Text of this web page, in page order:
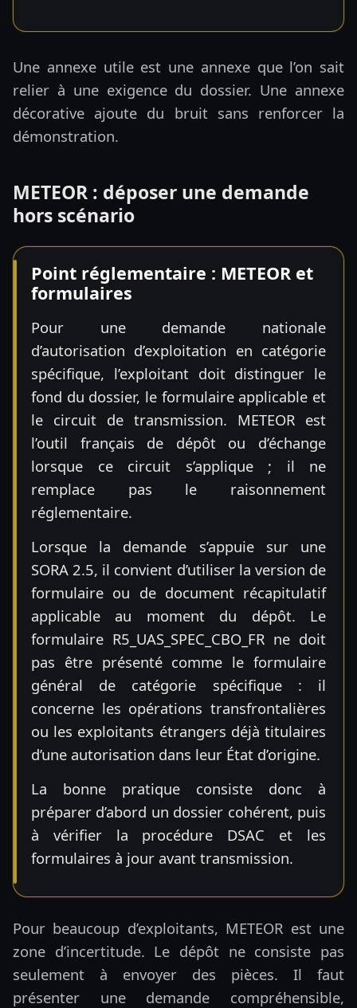
Une annexe utile est une annexe que l’on sait
relier à une exigence du dossier. Une annexe
décorative ajoute du bruit sans renforcer la
démonstration.
METEOR : déposer une demande
hors scénario
Point réglementaire : METEOR et
formulaires
Pour une demande nationale
d’autorisation d’exploitation en catégorie
spécifique, l’exploitant doit distinguer le
fond du dossier, le formulaire applicable et
le circuit de transmission. METEOR est
l’outil français de dépôt ou d’échange
lorsque ce circuit s’applique ; il ne
remplace pas le raisonnement
réglementaire.
Lorsque la demande s’appuie sur une
SORA 2.5, il convient d’utiliser la version de
formulaire ou de document récapitulatif
applicable au moment du dépôt. Le
formulaire R5_UAS_SPEC_CBO_FR ne doit
pas être présenté comme le formulaire
général de catégorie spécifique : il
concerne les opérations transfrontalières
ou les exploitants étrangers déjà titulaires
d’une autorisation dans leur État d’origine.
La bonne pratique consiste donc à
préparer d’abord un dossier cohérent, puis
à vérifier la procédure DSAC et les
formulaires à jour avant transmission.
Pour beaucoup d’exploitants, METEOR est une
zone d’incertitude. Le dépôt ne consiste pas
seulement à envoyer des pièces. Il faut
présenter une demande compréhensible,